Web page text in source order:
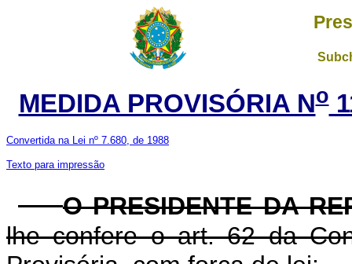
MEDIDA PROVISÓRIA No
Convertida na Lei nº 7.680, de 1988
Texto para impressão
O PRESIDENTE DA
lhe confere o art. 62 da